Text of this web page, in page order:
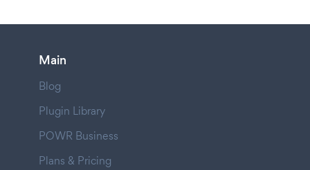
Main
Blog
Plugin Library
POWR Business
Plans & Pricing